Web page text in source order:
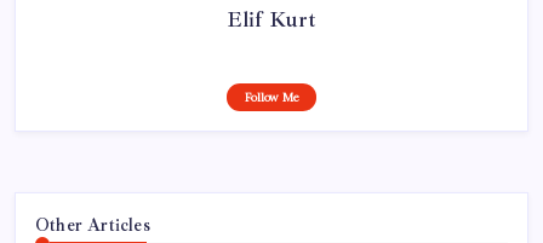
Elif Kurt
Follow Me
Other Articles